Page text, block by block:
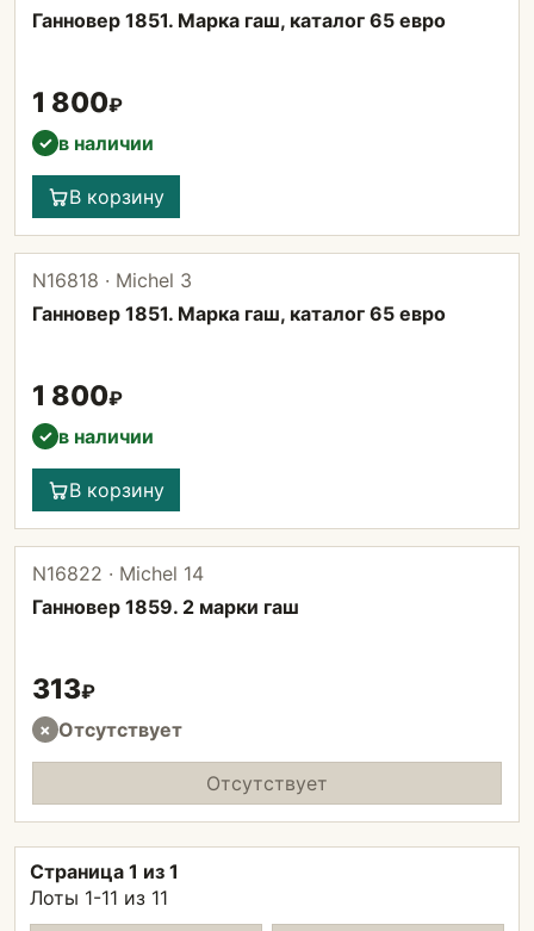
Ганновер 1851. Марка гаш, каталог 65 евро
1 800₽
✓ в наличии
В корзину
N16818 · Michel 3
Ганновер 1851. Марка гаш, каталог 65 евро
1 800₽
✓ в наличии
В корзину
N16822 · Michel 14
Ганновер 1859. 2 марки гаш
313₽
× Отсутствует
Отсутствует
Страница 1 из 1
Лоты 1-11 из 11